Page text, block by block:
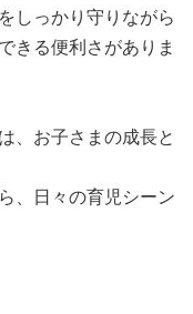
しっかり守りながら
きる便利さがありま
、お子さまの成長と
、日々の育児シーン